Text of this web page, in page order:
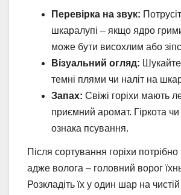
Перевірка на звук:
шкаралупі – якщо ядро
може бути висохлим або
Візуальний огляд:
темні плями чи наліт на
Запах: Свіжі горіхи мають
приємний аромат. Гіркота чи
ознака псування.
Після сортування горіхи
адже волога – головний ворог
Розкладіть їх у один шар на